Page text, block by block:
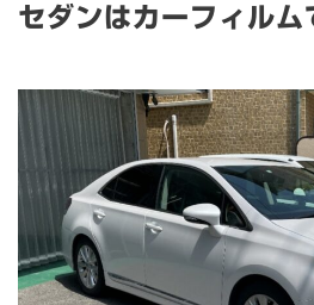
セダンはカーフィル